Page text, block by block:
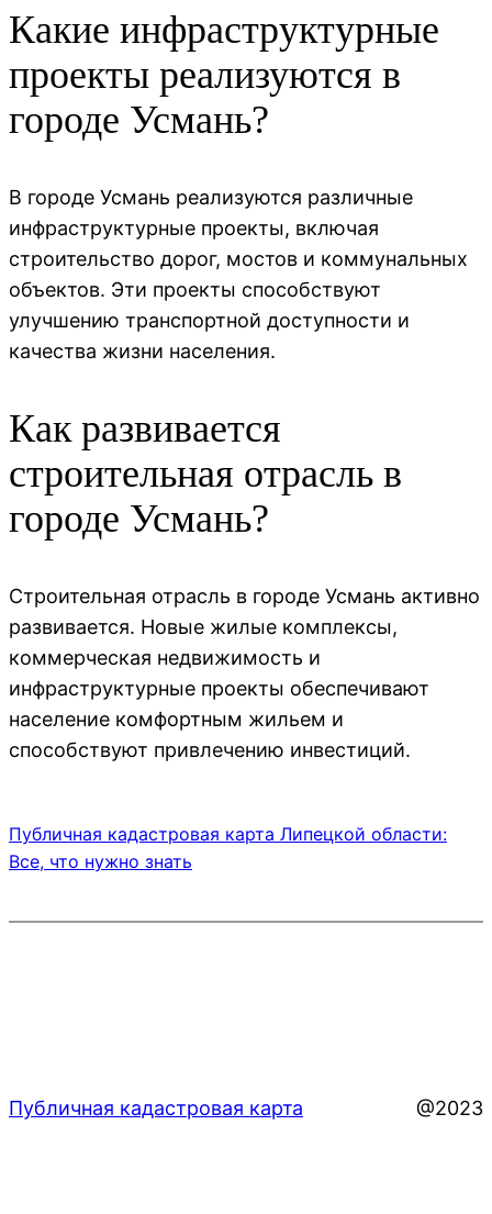
Какие инфраструктурные
проекты реализуются в
городе Усмань?
В городе Усмань реализуются различные
инфраструктурные проекты, включая
строительство дорог, мостов и коммунальных
объектов. Эти проекты способствуют
улучшению транспортной доступности и
качества жизни населения.
Как развивается
строительная отрасль в
городе Усмань?
Строительная отрасль в городе Усмань активно
развивается. Новые жилые комплексы,
коммерческая недвижимость и
инфраструктурные проекты обеспечивают
население комфортным жильем и
способствуют привлечению инвестиций.
Публичная кадастровая карта Липецкой области:
Все, что нужно знать
Публичная кадастровая карта @2023